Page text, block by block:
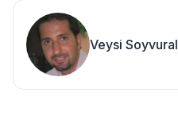
Veysi Soyvural